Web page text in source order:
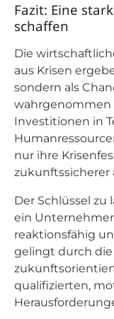
Fazit: Eine
schaffen
Die
aus Krisen
sondern als
wahrgenommen
Investitionen in
nur ihre
zukunftssicherer
Der Schlüssel
ein
reaktionsfähig
gelingt durch
qualifizierten,